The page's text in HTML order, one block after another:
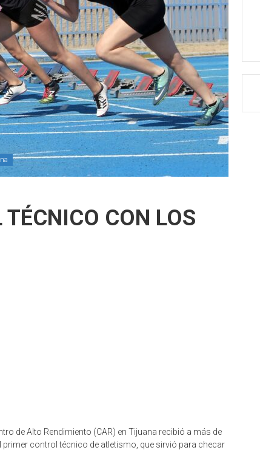
CON LOS
de Alto Rendimiento (CAR) en Tijuana recibió a más de
control técnico de atletismo, que sirvió para checar